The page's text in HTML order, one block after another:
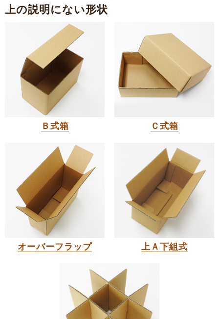
上の説明にない形状
Ｂ式箱 Ｃ式箱
オーバーフラップ 上Ａ下組式